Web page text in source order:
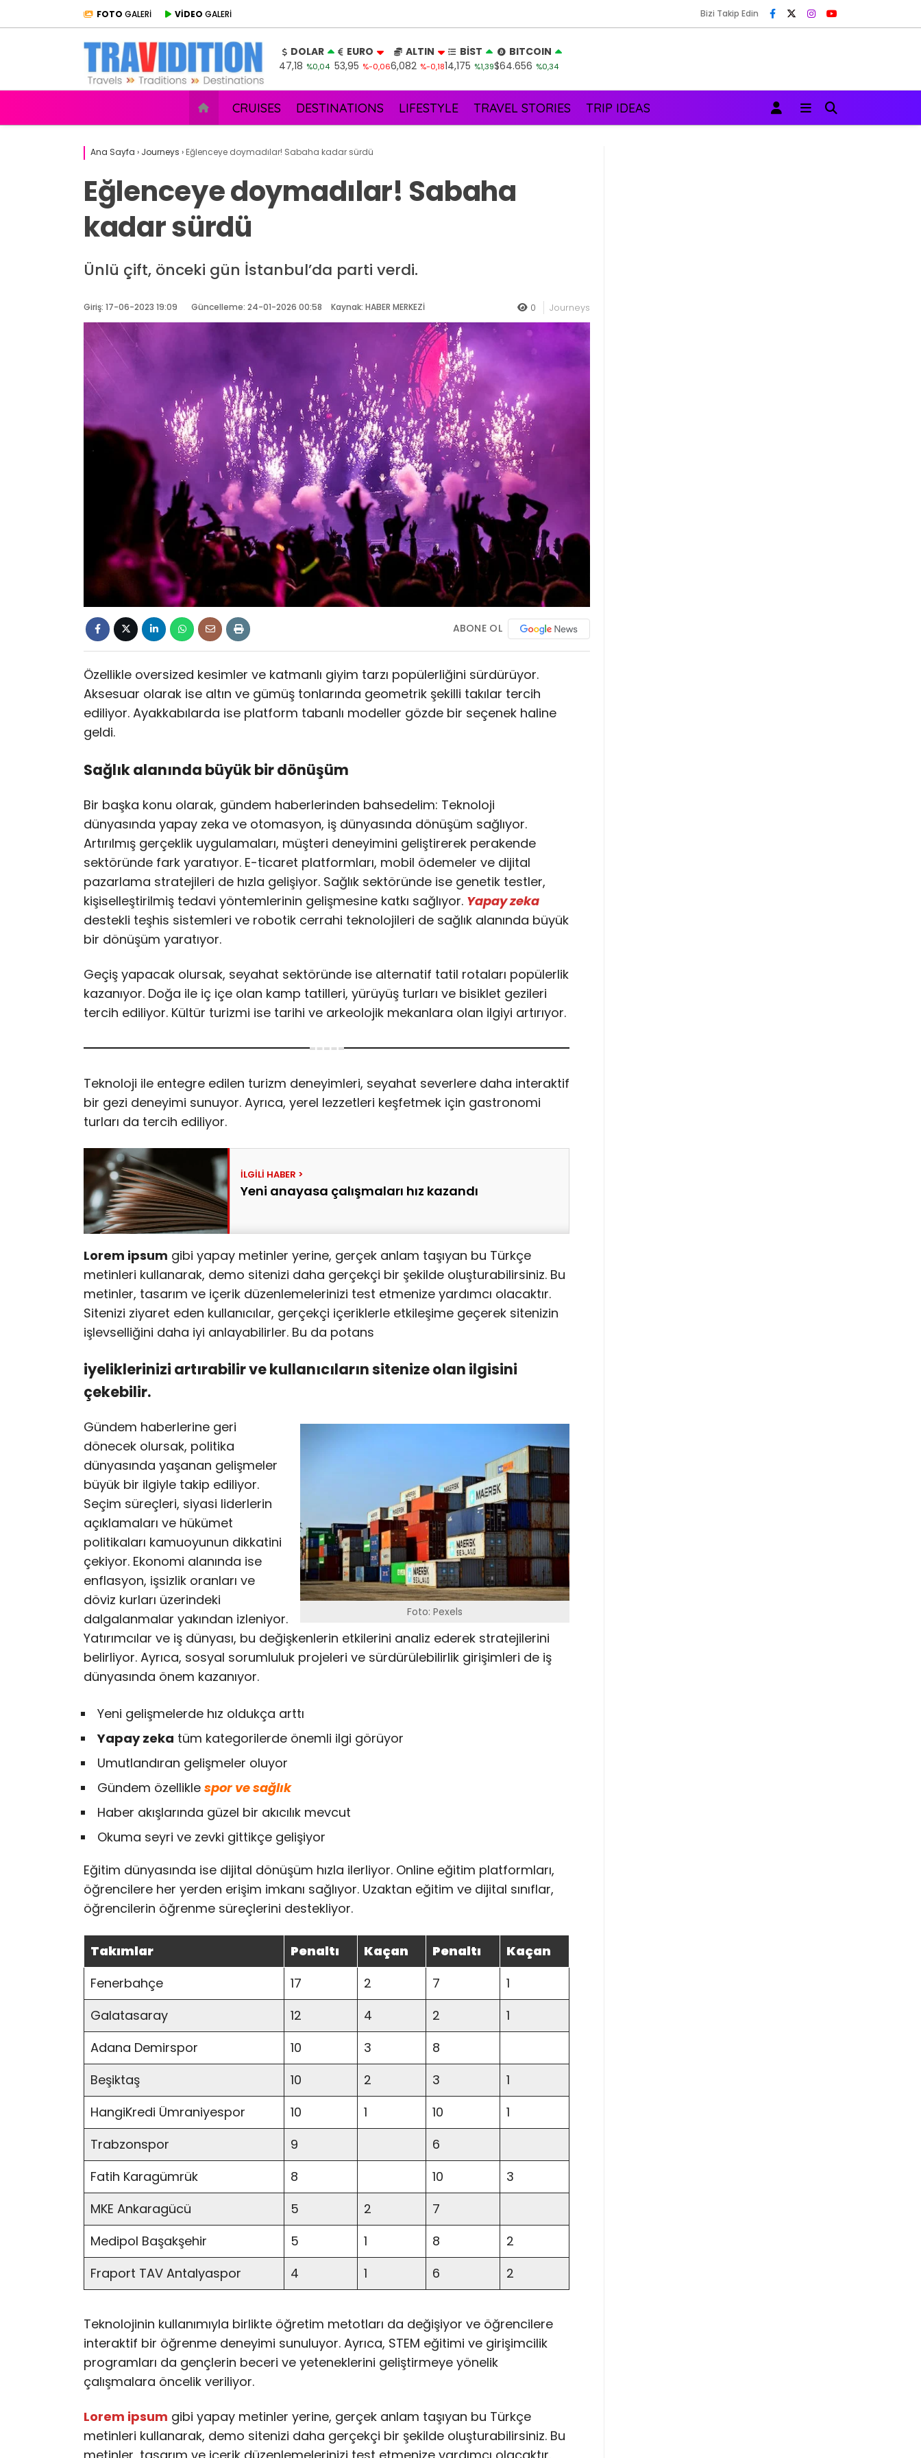
FOTO GALERİ VİDEO GALERİ Bizi Takip Edin
DOLAR
47,18 %0,04
EURO
53,95 %-0,06
ALTIN
6,082 %-0,18
BİST
14,175 %1,39
BITCOIN
$64.656 %0,34
CRUISES DESTINATIONS LIFESTYLE TRAVEL STORIES TRIP IDEAS
Ana Sayfa › Journeys › Eğlenceye doymadılar! Sabaha kadar sürdü
Eğlenceye doymadılar! Sabaha
kadar sürdü
Ünlü çift, önceki gün İstanbul’da parti verdi.
Giriş: 17-06-2023 19:09 Güncelleme: 24-01-2026 00:58 Kaynak: HABER MERKEZİ 0 Journeys
ABONE OL
Özellikle oversized kesimler ve katmanlı giyim tarzı popülerliğini sürdürüyor.
Aksesuar olarak ise altın ve gümüş tonlarında geometrik şekilli takılar tercih
ediliyor. Ayakkabılarda ise platform tabanlı modeller gözde bir seçenek haline
geldi.
Sağlık alanında büyük bir dönüşüm
Bir başka konu olarak, gündem haberlerinden bahsedelim: Teknoloji
dünyasında yapay zeka ve otomasyon, iş dünyasında dönüşüm sağlıyor.
Artırılmış gerçeklik uygulamaları, müşteri deneyimini geliştirerek perakende
sektöründe fark yaratıyor. E-ticaret platformları, mobil ödemeler ve dijital
pazarlama stratejileri de hızla gelişiyor. Sağlık sektöründe ise genetik testler,
kişiselleştirilmiş tedavi yöntemlerinin gelişmesine katkı sağlıyor. Yapay zeka
destekli teşhis sistemleri ve robotik cerrahi teknolojileri de sağlık alanında büyük
bir dönüşüm yaratıyor.
Geçiş yapacak olursak, seyahat sektöründe ise alternatif tatil rotaları popülerlik
kazanıyor. Doğa ile iç içe olan kamp tatilleri, yürüyüş turları ve bisiklet gezileri
tercih ediliyor. Kültür turizmi ise tarihi ve arkeolojik mekanlara olan ilgiyi artırıyor.
Teknoloji ile entegre edilen turizm deneyimleri, seyahat severlere daha interaktif
bir gezi deneyimi sunuyor. Ayrıca, yerel lezzetleri keşfetmek için gastronomi
turları da tercih ediliyor.
Yeni anayasa çalışmaları hız kazandı
Lorem ipsum gibi yapay metinler yerine, gerçek anlam taşıyan bu Türkçe
metinleri kullanarak, demo sitenizi daha gerçekçi bir şekilde oluşturabilirsiniz. Bu
metinler, tasarım ve içerik düzenlemelerinizi test etmenize yardımcı olacaktır.
Sitenizi ziyaret eden kullanıcılar, gerçekçi içeriklerle etkileşime geçerek sitenizin
işlevselliğini daha iyi anlayabilirler. Bu da potans
iyeliklerinizi artırabilir ve kullanıcıların sitenize olan ilgisini
çekebilir.
Foto: Pexels
Gündem haberlerine geri
dönecek olursak, politika
dünyasında yaşanan gelişmeler
büyük bir ilgiyle takip ediliyor.
Seçim süreçleri, siyasi liderlerin
açıklamaları ve hükümet
politikaları kamuoyunun dikkatini
çekiyor. Ekonomi alanında ise
enflasyon, işsizlik oranları ve
döviz kurları üzerindeki
dalgalanmalar yakından izleniyor.
Yatırımcılar ve iş dünyası, bu değişkenlerin etkilerini analiz ederek stratejilerini
belirliyor. Ayrıca, sosyal sorumluluk projeleri ve sürdürülebilirlik girişimleri de iş
dünyasında önem kazanıyor.
Yeni gelişmelerde hız oldukça arttı
Yapay zeka tüm kategorilerde önemli ilgi görüyor
Umutlandıran gelişmeler oluyor
Gündem özellikle spor ve sağlık
Haber akışlarında güzel bir akıcılık mevcut
Okuma seyri ve zevki gittikçe gelişiyor
Eğitim dünyasında ise dijital dönüşüm hızla ilerliyor. Online eğitim platformları,
öğrencilere her yerden erişim imkanı sağlıyor. Uzaktan eğitim ve dijital sınıflar,
öğrencilerin öğrenme süreçlerini destekliyor.
Takımlar Penaltı Kaçan Penaltı
Kaçan
Fenerbahçe
17 2 7
1
Galatasaray
12 4 2
1
Adana Demirspor
10 3
8
Beşiktaş
10 2 3
1
HangiKredi Ümraniyespor
10 1 10
1
Trabzonspor
9
6
Fatih Karagümrük
8 10
3
MKE Ankaragücü
5 2
7
Medipol Başakşehir
5 1 8
2
Fraport TAV Antalyaspor
4 1 6 2
Teknolojinin kullanımıyla birlikte öğretim metotları da değişiyor ve öğrencilere
interaktif bir öğrenme deneyimi sunuluyor. Ayrıca, STEM eğitimi ve girişimcilik
programları da gençlerin beceri ve yeteneklerini geliştirmeye yönelik
çalışmalara öncelik veriliyor.
Lorem ipsum gibi yapay metinler yerine, gerçek anlam taşıyan bu Türkçe
metinleri kullanarak, demo sitenizi daha gerçekçi bir şekilde oluşturabilirsiniz. Bu